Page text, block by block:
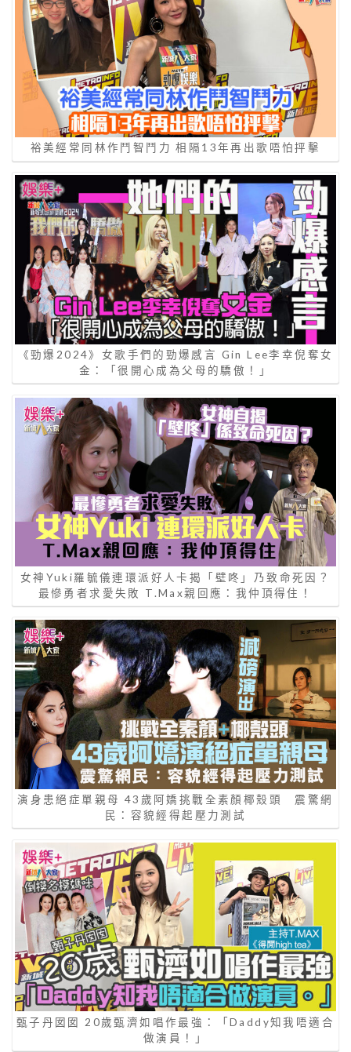
裕美經常同林作鬥智鬥力 相隔13年再出歌唔怕抨擊
《勁爆2024》女歌手們的勁爆感言 Gin Lee李幸倪奪女
金：「很開心成為父母的驕傲！」
女神Yuki羅毓儀連環派好人卡揭「壁咚」乃致命死因？
最慘勇者求愛失敗 T.Max親回應：我仲頂得住！
演身患絕症單親母 43歲阿嬌挑戰全素顏椰殼頭 震驚網
民：容貌經得起壓力測試
甄子丹囡囡 20歲甄濟如唱作最強：「Daddy知我唔適合
做演員！」